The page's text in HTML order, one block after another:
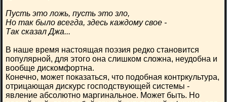
Пусть это ложь, пусть это зло,
Но так было всегда, здесь каждому свое -
Так сказал Джа...
В наше время настоящая поэзия редко становится
популярной, для этого она слишком сложна, неудобна и
вообще дискомфортна.
Конечно, может показаться, что подобная контркультура,
отрицающая дискурс господствующей системы -
явление абсолютно маргинальное. Может быть. Но